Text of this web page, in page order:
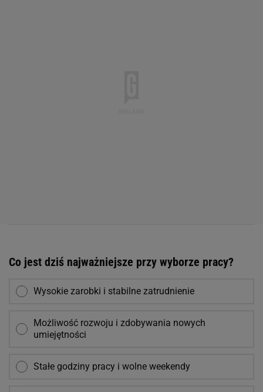
Co jest dziś najważniejsze przy wyborze pracy?
Wysokie zarobki i stabilne zatrudnienie
Możliwość rozwoju i zdobywania nowych
umiejętności
Stałe godziny pracy i wolne weekendy